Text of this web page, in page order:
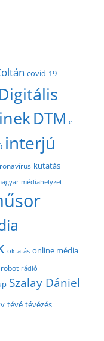
covid-19
DTM e-
interjú
kutatás
médiahelyzet
oktatás online média
robot rádió
Szalay Dániel
tévé tévézés